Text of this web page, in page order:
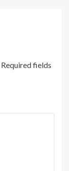
Required fields